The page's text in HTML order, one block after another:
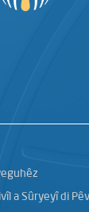
a Sûryeyî di